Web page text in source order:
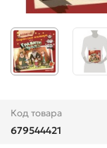
Код товара
679544421